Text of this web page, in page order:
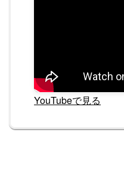
YouTubeで見る